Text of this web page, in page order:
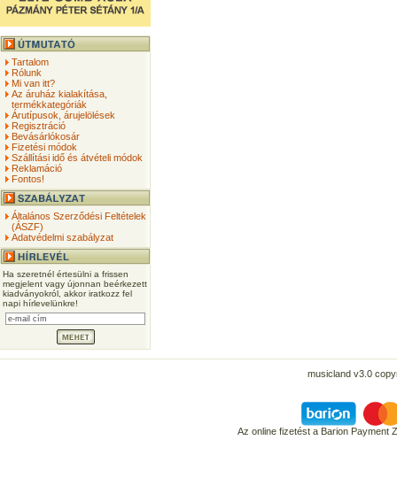
Tartalom
Rólunk
Mi van itt?
Az áruház kialakítása,
termékkategóriák
Árutípusok, árujelölések
Regisztráció
Bevásárlókosár
Fizetési módok
Szállítási idő és átvételi módok
Reklamáció
Fontos!
Általános Szerződési Feltételek
(ÁSZF)
Adatvédelmi szabályzat
Ha szeretnél értesülni a frissen
megjelent vagy újonnan beérkezett
kiadványokról, akkor iratkozz fel
napi hírlevelünkre!
musicland v3.0
Az online fizetést a Barion Payment